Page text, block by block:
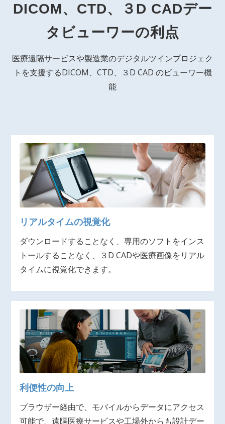
DICOM、CTD、３D CADデー
タビューワーの利点
医療遠隔サービスや製造業のデジタルツインプロジェク
トを支援するDICOM、CTD、３D CAD のビューワー機
能
リアルタイムの視覚化
ダウンロードすることなく、専用のソフトをインス
トールすることなく、３D CADや医療画像をリアル
タイムに視覚化できます。
利便性の向上
ブラウザー経由で、モバイルからデータにアクセス
可能で、遠隔医療サービスや工場外からも設計デー